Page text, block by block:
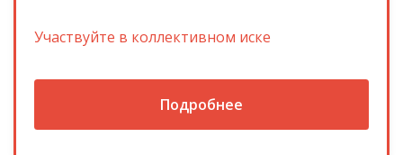
Участвуйте в коллективном иске
Подробнее